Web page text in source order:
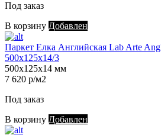
Под заказ
В корзину Добавлен
Паркет Елка Английская Lab Arte
500х125х14/3
500х125х14 мм
7 620 р/м2
Под заказ
В корзину Добавлен